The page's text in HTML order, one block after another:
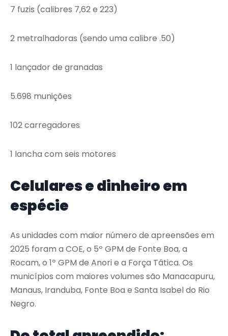
7 fuzis (calibres 7,62 e 223)
2 metralhadoras (sendo uma calibre .50)
1 lançador de granadas
5.698 munições
102 carregadores
1 lancha com seis motores
Celulares e dinheiro em
espécie
As unidades com maior número de apreensões em
2025 foram a COE, o 5º GPM de Fonte Boa, a
Rocam, o 1º GPM de Anori e a Força Tática. Os
municípios com maiores volumes são Manacapuru,
Manaus, Iranduba, Fonte Boa e Santa Isabel do Rio
Negro.